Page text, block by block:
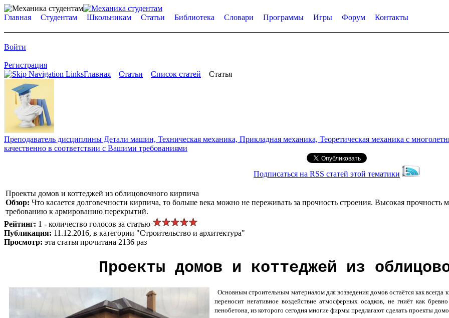
Главная Студентам Школьникам Статьи Библиотека Словари Программы Игры Форум Контакты
Войти
Регистрация
Главная
Статьи Список статей Статья
Преподаватель дисциплины Детали машин, Техническая механика, Прикладная механика, Теоретическая механика с
качественно в соответствии с Вашими требованиями
Подписаться на RSS статей этой тематики
Проекты домов и коттеджей из облицовочного кирпича
Обзор: Что касается долговечности кирпича, то больше века можно не переживать за прочность строения. Высокая прочность
требованию к армированию перекрытий.
Рейтинг: 1 - количество голосов за статью
Публикация: 11.12.2016, в категории "Строительство и архитектура"
Просмотр: эта статья прочитана 2136 раз
Проекты домов и коттеджей из
Основным строительным материалом для возведения домов остаётся как
переносит негативное воздействие атмосферных осадков, не гниёт как
пенобетона, из которого сегодня многие фирмы предлагают сделать проекты